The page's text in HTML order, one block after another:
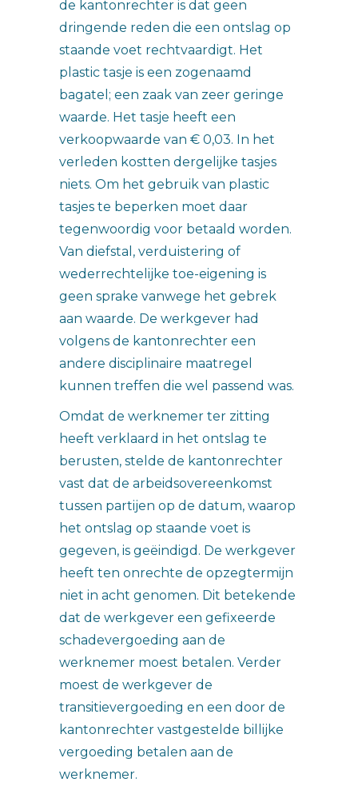
de kantonrechter is dat geen
dringende reden die een ontslag op
staande voet rechtvaardigt. Het
plastic tasje is een zogenaamd
bagatel; een zaak van zeer geringe
waarde. Het tasje heeft een
verkoopwaarde van € 0,03. In het
verleden kostten dergelijke tasjes
niets. Om het gebruik van plastic
tasjes te beperken moet daar
tegenwoordig voor betaald worden.
Van diefstal, verduistering of
wederrechtelijke toe-eigening is
geen sprake vanwege het gebrek
aan waarde. De werkgever had
volgens de kantonrechter een
andere disciplinaire maatregel
kunnen treffen die wel passend was.
Omdat de werknemer ter zitting
heeft verklaard in het ontslag te
berusten, stelde de kantonrechter
vast dat de arbeidsovereenkomst
tussen partijen op de datum, waarop
het ontslag op staande voet is
gegeven, is geëindigd. De werkgever
heeft ten onrechte de opzegtermijn
niet in acht genomen. Dit betekende
dat de werkgever een gefixeerde
schadevergoeding aan de
werknemer moest betalen. Verder
moest de werkgever de
transitievergoeding en een door de
kantonrechter vastgestelde billijke
vergoeding betalen aan de
werknemer.